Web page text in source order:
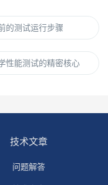
的测试运行步骤
性能测试的精密核心
技术文章
问题解答